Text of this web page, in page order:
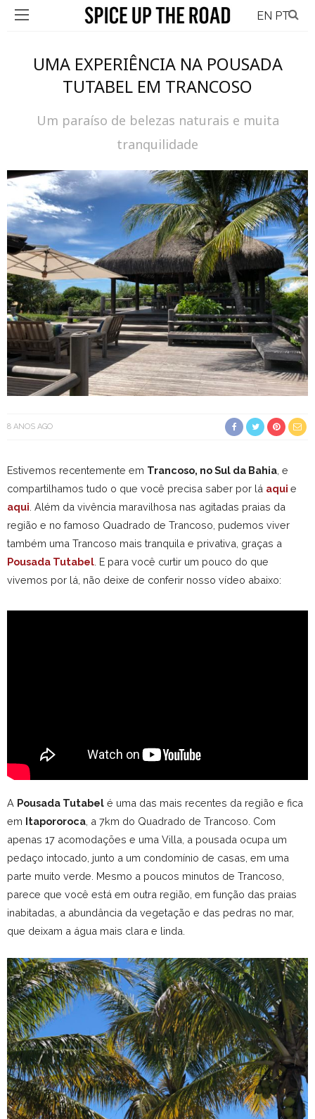
UMA EXPERIÊNCIA NA POUSADA
TUTABEL EM TRANCOSO
Um paraíso de belezas naturais e muita
tranquilidade
8 ANOS AGO
Estivemos recentemente em Trancoso, no Sul da Bahia , e
compartilhamos tudo o que você precisa saber por lá aqui e
aqui . Além da vivência maravilhosa nas agitadas praias da
região e no famoso Quadrado de Trancoso, pudemos viver
também uma Trancoso mais tranquila e privativa, graças a
Pousada Tutabel . E para você curtir um pouco do que
vivemos por lá, não deixe de conferir nosso vídeo abaixo:
A Pousada Tutabel é uma das mais recentes da região e fica
em Itapororoca , a 7km do Quadrado de Trancoso. Com
apenas 17 acomodações e uma Villa, a pousada ocupa um
pedaço intocado, junto a um condomínio de casas, em uma
parte muito verde. Mesmo a poucos minutos de Trancoso,
parece que você está em outra região, em função das praias
inabitadas, a abundância da vegetação e das pedras no mar,
que deixam a água mais clara e linda.
EN PT